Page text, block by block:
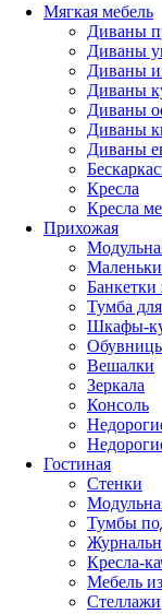
Мягкая мебель
Диваны
Диваны
Диваны
Диваны
Диваны
Диваны
Диваны
Кресла
Кресла
Прихожая
Тумба
Шкафы-
Вешалки
Зеркала
Консоль
Гостиная
Стенки
Тумбы
Кресла-
Мебель
Стеллажи